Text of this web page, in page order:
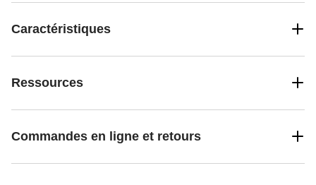
Caractéristiques
Ressources
Commandes en ligne et retours